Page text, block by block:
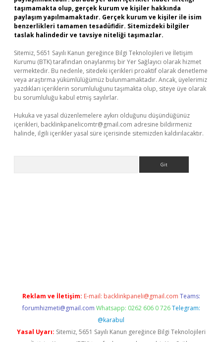
taşımamakta olup, gerçek kurum ve kişiler hakkında
paylaşım yapılmamaktadır. Gerçek kurum ve kişiler ile isim
benzerlikleri tamamen tesadüfidir. Sitemizdeki bilgiler
taslak halindedir ve tavsiye niteliği taşımazlar.
Sitemiz, 5651 Sayılı Kanun gereğince Bilgi Teknolojileri ve İletişim
Kurumu (BTK) tarafından onaylanmış bir Yer Sağlayıcı olarak hizmet
vermektedir. Bu nedenle, sitedeki içerikleri proaktif olarak denetleme
veya araştırma yükümlülüğümüz bulunmamaktadır. Ancak, üyelerimiz
yazdıkları içeriklerin sorumluluğunu taşımakta olup, siteye üye olarak
bu sorumluluğu kabul etmiş sayılırlar.
Hukuka ve yasal düzenlemelere aykırı olduğunu düşündüğünüz
içerikleri, backlinkpanelicomtr@gmail.com adresine bildirmeniz
halinde, ilgili içerikler yasal süre içerisinde sitemizden kaldırılacaktır.
Reklam ve İletişim: E-mail: backlinkpaneli@gmail.com Teams:
forumhizmeti@gmail.com Whatsapp: 0262 606 0 726 Telegram:
@karabul
Yasal Uyarı: Sitemiz, 5651 Sayılı Kanun gereğince Bilgi Teknolojileri